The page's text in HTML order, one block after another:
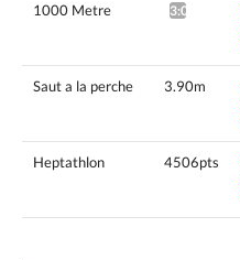
1000 Metre 3:00.81*
Saut a la perche 3.90m
Heptathlon 4506pts